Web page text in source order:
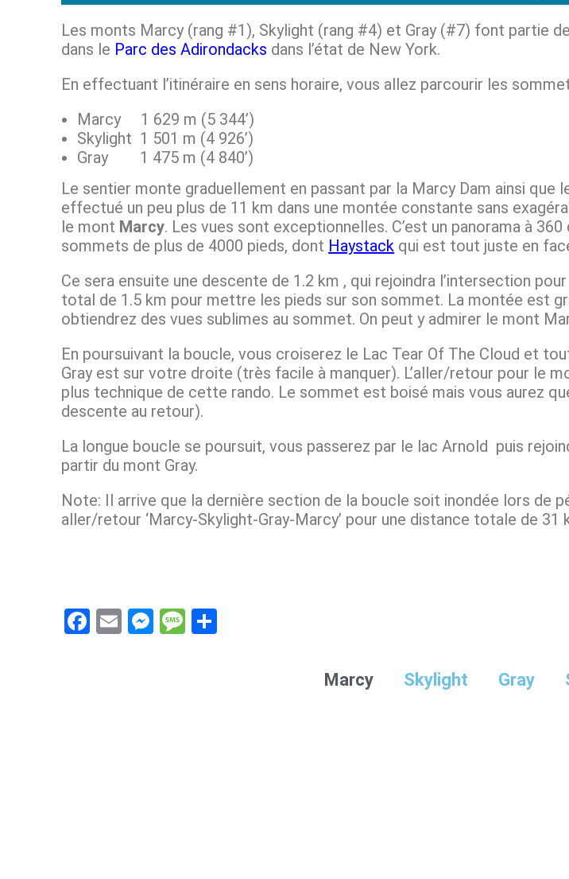
Les monts Marcy (rang #1), Skylight (rang #4) et Gray (#7) font partie
dans le Parc des Adirondacks dans l’état de New York.
En effectuant l’itinéraire en sens horaire, vous allez parcourir les
Marcy 1 629 m (5 344’)
Skylight 1 501 m (4 926’)
Gray 1 475 m (4 840’)
Le sentier monte graduellement en passant par la Marcy Dam ainsi que
effectué un peu plus de 11 km dans une montée constante sans
le mont Marcy. Les vues sont exceptionnelles. C’est un panorama à
sommets de plus de 4000 pieds, dont Haystack qui est tout juste en
Ce sera ensuite une descente de 1.2 km , qui rejoindra l’intersection
total de 1.5 km pour mettre les pieds sur son sommet. La montée est
obtiendrez des vues sublimes au sommet. On peut y admirer le mont
En poursuivant la boucle, vous croiserez le Lac Tear Of The Cloud et
Gray est sur votre droite (très facile à manquer). L’aller/retour pour le
plus technique de cette rando. Le sommet est boisé mais vous aurez
descente au retour).
La longue boucle se poursuit, vous passerez par le lac Arnold puis
partir du mont Gray.
Note: Il arrive que la dernière section de la boucle soit inondée lors de
aller/retour ‘Marcy-Skylight-Gray-Marcy’ pour une distance totale de 31
F
E
M M
Marcy Skylight Gray